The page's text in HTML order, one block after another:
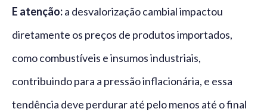
E atenção:a desvalorização cambial impactou
diretamente os preços de produtos importados,
como combustíveis e insumos industriais,
contribuindo para a pressão inflacionária, e essa
tendência deve perdurar até pelo menos até o final